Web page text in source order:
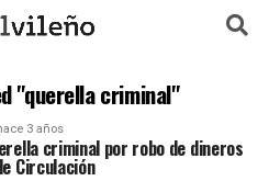
"querella criminal"
3 años
criminal por robo de dineros
Circulación